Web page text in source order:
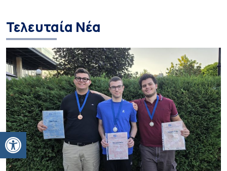
Ανοίξτε τη γραμμή εργαλείων
Τελευταία Νέα